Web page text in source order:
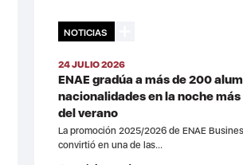
NOTICIAS
24 JULIO 2026
ENAE gradúa a más de 200
nacionalidades en la noche
del verano
La promoción 2025/2026 de ENAE
convirtió en una de las...